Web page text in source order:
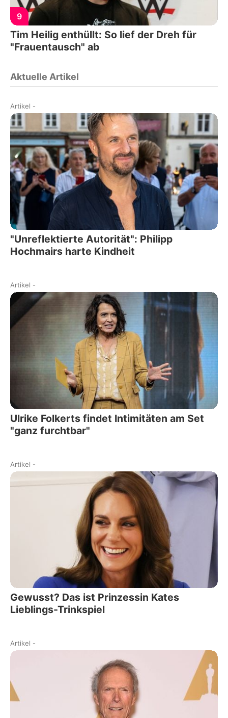
9
Tim Heilig enthüllt: So lief der Dreh für
"Frauentausch" ab
Aktuelle Artikel
Artikel -
"Unreflektierte Autorität": Philipp
Hochmairs harte Kindheit
Artikel -
Ulrike Folkerts findet Intimitäten am Set
"ganz furchtbar"
Artikel -
Gewusst? Das ist Prinzessin Kates
Lieblings-Trinkspiel
Artikel -